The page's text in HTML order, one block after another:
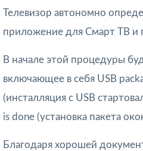
Телевизор автономно
приложение для Смарт ТВ и
В начале этой процедуры
включающее в себя USB
(инсталляция с USB
is done (установка пакета
Благодаря хорошей